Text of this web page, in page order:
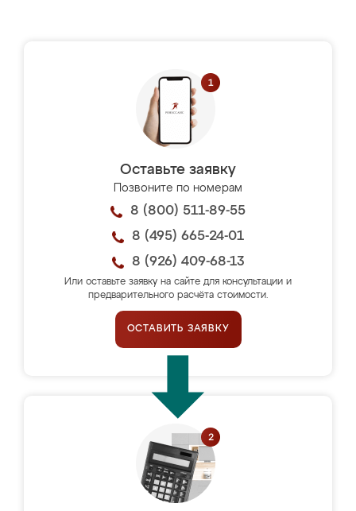
Оставьте заявку
Позвоните по номерам
8 (800) 511-89-55
8 (495) 665-24-01
8 (926) 409-68-13
Или оставьте заявку на сайте для консультации и
предварительного расчёта стоимости.
ОСТАВИТЬ ЗАЯВКУ